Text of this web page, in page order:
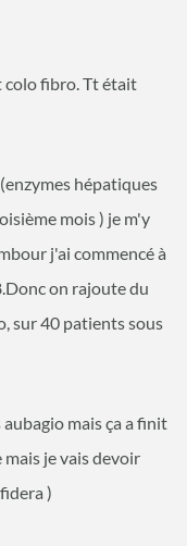
colo fibro. Tt était
hépatiques
mois ) je m'y
j'ai commencé à
on rajoute du
sur 40 patients sous
mais ça a finit
je vais devoir
)